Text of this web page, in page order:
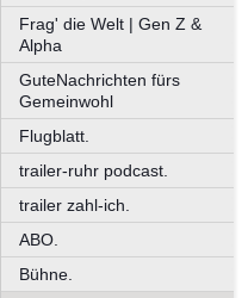
Frag' die Welt | Gen Z &
Alpha
GuteNachrichten fürs
Gemeinwohl
Flugblatt.
trailer-ruhr podcast.
trailer zahl-ich.
ABO.
Bühne.